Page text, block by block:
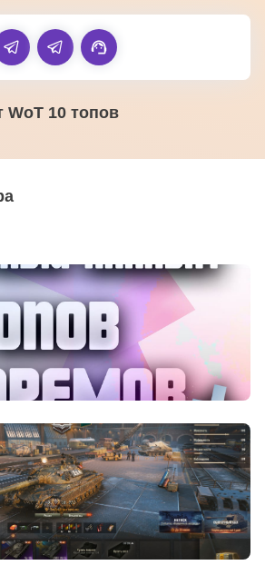
WoT 10 топов